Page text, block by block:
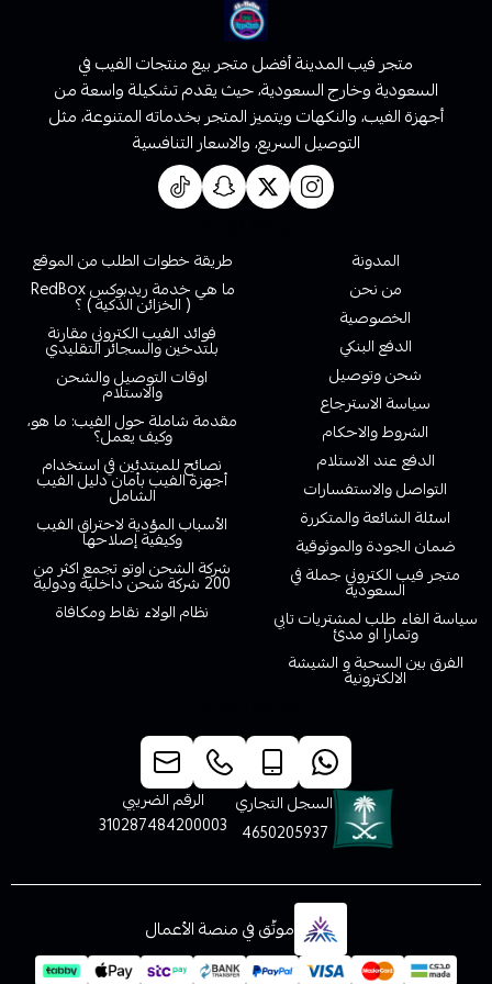
متجر فيب المدينة أفضل متجر بيع منتجات الفيب في
السعودية وخارج السعودية، حيث يقدم تشكيلة واسعة من
أجهزة الفيب، والنكهات ويتميز المتجر بخدماته المتنوعة، مثل
التوصيل السريع، والاسعار التنافسية
المدونة
من نحن
الخصوصية
الدفع البنكي
شحن وتوصيل
سياسة الاسترجاع
الشروط والاحكام
الدفع عند الاستلام
التواصل والاستفسارات
اسئلة الشائعة والمتكررة
ضمان الجودة والموثوقية
متجر فيب الكتروني جملة في
السعودية
سياسة الغاء طلب لمشتريات تابي
وتمارا او مدئ
الفرق بين السحبة و الشيشة
الالكترونية
طريقة خطوات الطلب من الموقع
ما هي خدمة ريدبوكس RedBox
( الخزائن الذكية ) ؟
فوائد الفيب الكتروني مقارنة
بلتدخين والسجائر التقليدي
اوقات التوصيل والشحن
والاستلام
مقدمة شاملة حول الفيب: ما هو،
وكيف يعمل؟
نصائح للمبتدئين في استخدام
أجهزة الفيب بأمان دليل الفيب
الشامل
الأسباب المؤدية لاحتراق الفيب
وكيفية إصلاحها
شركة الشحن اوتو تجمع اكثر من
200 شركة شحن داخلية ودولية
نظام الولاء نقاط ومكافاة
السجل التجاري
4650205937
الرقم الضريبي
310287484200003
موثّق في منصة الأعمال